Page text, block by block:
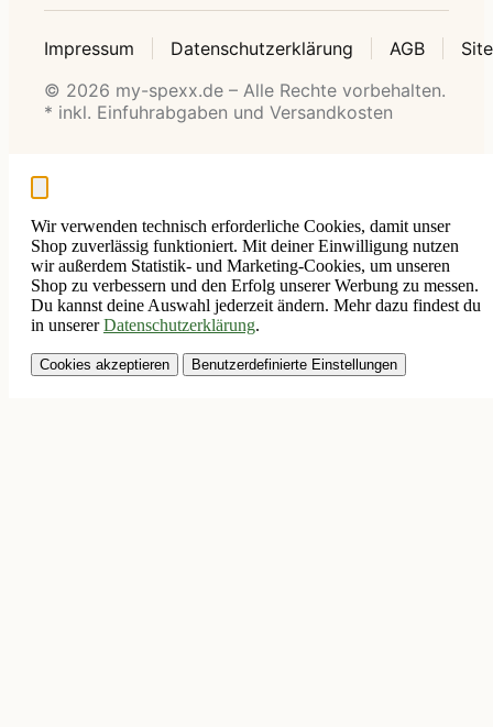
Impressum Datenschutzerklärung AGB
© 2026 my-spexx.de – Alle Rechte vorbehalten.
* inkl. Einfuhrabgaben und Versandkosten
Wir verwenden technisch erforderliche Cookies, damit unser
Shop zuverlässig funktioniert. Mit deiner Einwilligung nutzen
wir außerdem Statistik- und Marketing-Cookies, um unseren
Shop zu verbessern und den Erfolg unserer Werbung zu messen.
Du kannst deine Auswahl jederzeit ändern. Mehr dazu findest du
in unsererDatenschutzerklärung.
Cookies akzeptieren Benutzerdefinierte Einstellungen